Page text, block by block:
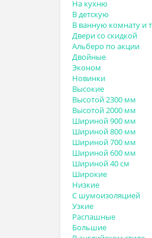
На кухню
В детскую
В ванную комнату и
Двери со скидкой
Альберо по акции
Двойные
Эконом
Новинки
Высокие
Высотой 2300 мм
Высотой 2000 мм
Шириной 900 мм
Шириной 800 мм
Шириной 700 мм
Шириной 600 мм
Шириной 40 см
Широкие
Низкие
С шумоизоляцией
Узкие
Распашные
Большие